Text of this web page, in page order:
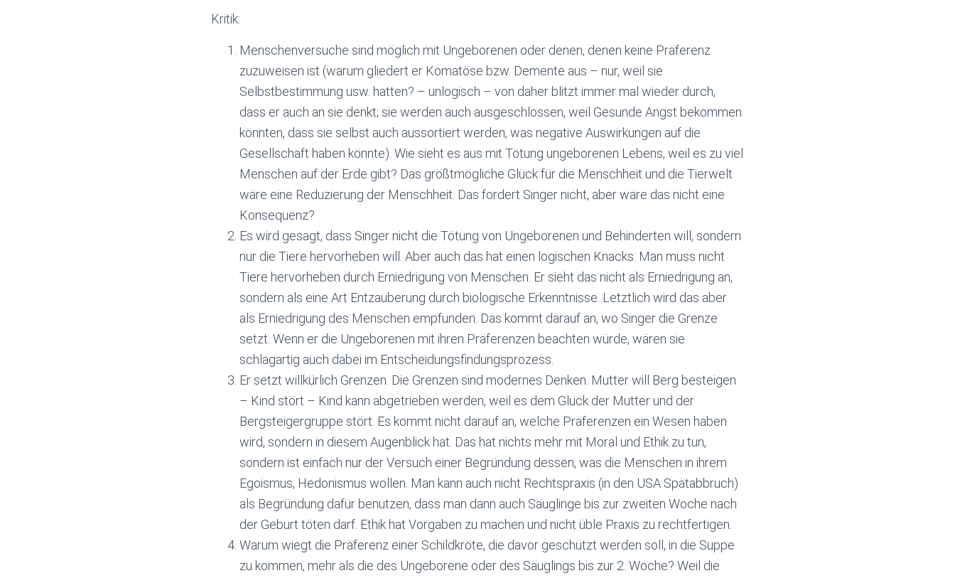
Kritik:
Menschenversuche sind möglich mit Ungeborenen oder denen, denen keine Präferenz
zuzuweisen ist (warum gliedert er Komatöse bzw. Demente aus – nur, weil sie
Selbstbestimmung usw. hatten? – unlogisch – von daher blitzt immer mal wieder durch,
dass er auch an sie denkt; sie werden auch ausgeschlossen, weil Gesunde Angst bekommen
könnten, dass sie selbst auch aussortiert werden, was negative Auswirkungen auf die
Gesellschaft haben könnte). Wie sieht es aus mit Tötung ungeborenen Lebens, weil es zu viel
Menschen auf der Erde gibt? Das größtmögliche Glück für die Menschheit und die Tierwelt
wäre eine Reduzierung der Menschheit. Das fordert Singer nicht, aber wäre das nicht eine
Konsequenz?
Es wird gesagt, dass Singer nicht die Tötung von Ungeborenen und Behinderten will, sondern
nur die Tiere hervorheben will. Aber auch das hat einen logischen Knacks: Man muss nicht
Tiere hervorheben durch Erniedrigung von Menschen. Er sieht das nicht als Erniedrigung an,
sondern als eine Art Entzauberung durch biologische Erkenntnisse. Letztlich wird das aber
als Erniedrigung des Menschen empfunden. Das kommt darauf an, wo Singer die Grenze
setzt. Wenn er die Ungeborenen mit ihren Präferenzen beachten würde, wären sie
schlagartig auch dabei im Entscheidungsfindungsprozess.
Er setzt willkürlich Grenzen. Die Grenzen sind modernes Denken. Mutter will Berg besteigen
– Kind stört – Kind kann abgetrieben werden, weil es dem Glück der Mutter und der
Bergsteigergruppe stört. Es kommt nicht darauf an, welche Präferenzen ein Wesen haben
wird, sondern in diesem Augenblick hat. Das hat nichts mehr mit Moral und Ethik zu tun,
sondern ist einfach nur der Versuch einer Begründung dessen, was die Menschen in ihrem
Egoismus, Hedonismus wollen. Man kann auch nicht Rechtspraxis (in den USA Spätabbruch)
als Begründung dafür benutzen, dass man dann auch Säuglinge bis zur zweiten Woche nach
der Geburt töten darf. Ethik hat Vorgaben zu machen und nicht üble Praxis zu rechtfertigen.
Warum wiegt die Präferenz einer Schildkröte, die davor geschützt werden soll, in die Suppe
zu kommen, mehr als die des Ungeborene oder des Säuglings bis zur 2. Woche? Weil die